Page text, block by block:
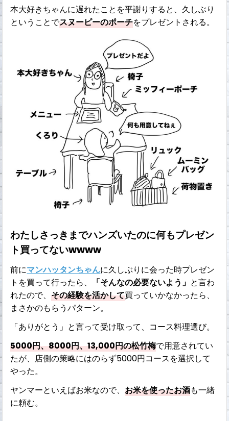
本大好きちゃんに遅れたことを平謝りすると、久しぶり
ということでスヌーピーのポーチをプレゼントされる。
わたしさっきまでハンズいたのに何もプレゼン
ト買ってないwwww
前にマンハッタンちゃんに久しぶりに会った時プレゼン
トを買って行ったら、 「そんなの必要ないよう」 と言わ
れたので、その経験を活かして買っていかなかったら、
まさかのもらうパターン。
「ありがとう」と言って受け取って、コース料理選び。
5000円、8000円、13,000円の松竹梅で用意されてい
たが、店側の策略にはのらず5000円コースを選択して
やった。
ヤンマーといえばお米なので、お米を使ったお酒も一緒
に頼む。